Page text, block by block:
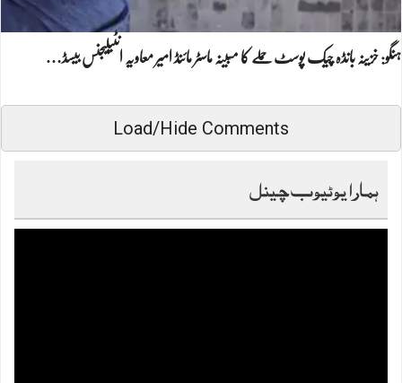
ہنگو: خزینہ بانڈہ چیک پوسٹ حملے کا مبینہ ماسٹر مائنڈ امیر معاویہ انٹیلیجنس بیسڈ…
Load/Hide Comments
ہمارا یوٹیوب چینل